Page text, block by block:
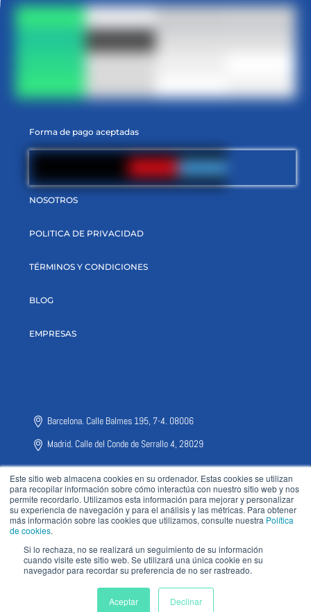
Este sitio web almacena cookies en su ordenador. Estas cookies se utilizan
para recopilar información sobre cómo interactúa con nuestro sitio web y nos
permite recordarlo. Utilizamos esta información para mejorar y personalizar
su experiencia de navegación y para el análisis y las métricas. Para obtener
más información sobre las cookies que utilizamos, consulte nuestra Política
de cookies.
Si lo rechaza, no se realizará un seguimiento de su información
cuando visite este sitio web. Se utilizará una única cookie en su
navegador para recordar su preferencia de no ser rastreado.
Aceptar Declinar
Forma de pago aceptadas
NOSOTROS
POLITICA DE PRIVACIDAD
TÉRMINOS Y CONDICIONES
BLOG
EMPRESAS
Barcelona. Calle Balmes 195, 7-4. 08006
Madrid. Calle del Conde de Serrallo 4, 28029
CDMX. Calle Adolfo Lopez Mateos nº2024, Colonia Bellavista, Metepec
52172
Santiago de Chile. Cerro el Plomo 5931, 7550000